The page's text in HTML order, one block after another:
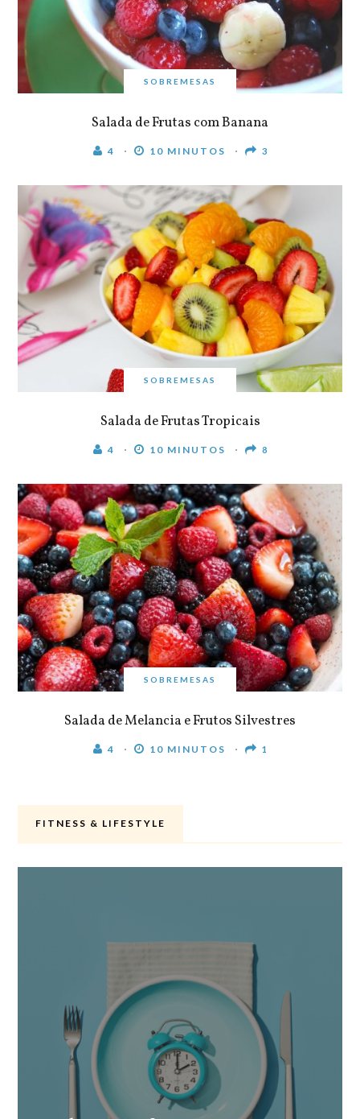
SOBREMESAS
Salada de Frutas com Banana
4 10 MINUTOS 3
SOBREMESAS
Salada de Frutas Tropicais
4 10 MINUTOS 8
SOBREMESAS
Salada de Melancia e Frutos Silvestres
4 10 MINUTOS 1
FITNESS & LIFESTYLE